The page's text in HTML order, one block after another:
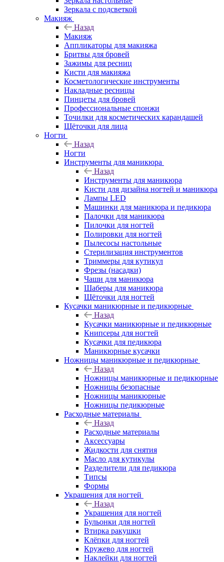
Зеркала с подсветкой
Макияж
Назад
Макияж
Аппликаторы для макияжа
Бритвы для бровей
Зажимы для ресниц
Кисти для макияжа
Косметологические инструменты
Накладные ресницы
Пинцеты для бровей
Профессиональные спонжи
Точилки для косметических карандашей
Щёточки для лица
Ногти
Назад
Ногти
Инструменты для маникюра
Назад
Инструменты для маникюра
Кисти для дизайна ногтей и маникюра
Лампы LED
Машинки для маникюра и педикюра
Палочки для маникюра
Пилочки для ногтей
Полировки для ногтей
Пылесосы настольные
Стерилизация инструментов
Триммеры для кутикул
Фрезы (насадки)
Чаши для маникюра
Шаберы для маникюра
Щёточки для ногтей
Кусачки маникюрные и педикюрные
Назад
Кусачки маникюрные и педикюрные
Книпсеры для ногтей
Кусачки для педикюра
Маникюрные кусачки
Ножницы маникюрные и педикюрные
Назад
Ножницы маникюрные и педикюрные
Ножницы безопасные
Ножницы маникюрные
Ножницы педикюрные
Расходные материалы
Назад
Расходные материалы
Аксессуары
Жидкости для снятия
Масло для кутикулы
Разделители для педикюра
Типсы
Формы
Украшения для ногтей
Назад
Украшения для ногтей
Бульонки для ногтей
Втирка ракушки
Клёпки для ногтей
Кружево для ногтей
Наклейки для ногтей